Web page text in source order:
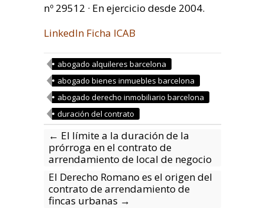
nº 29512 · En ejercicio desde 2004.
LinkedIn Ficha ICAB
abogado alquileres barcelona
abogado bienes inmuebles barcelona
abogado derecho inmobiliario barcelona
duración del contrato
← El límite a la duración de la
prórroga en el contrato de
arrendamiento de local de negocio
El Derecho Romano es el origen del
contrato de arrendamiento de
fincas urbanas →